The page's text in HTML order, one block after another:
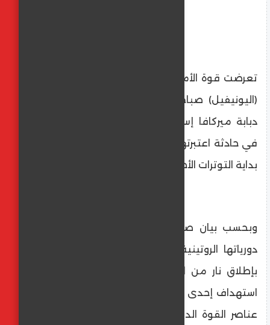
تعرضت قوة الأمم المتحدة المؤقتة في لبنان
(اليونيفيل) صباح اليوم لإطلاق نار مباشر من
دبابة ميركافا إسرائيلية داخل الأراضي اللبنانية،
في حادثة اعتبرتها مصادر ميدانية “الأخطر” منذ
بداية التوترات الأخيرة على الجبهة الجنوبية.
وبحسب بيان صادر عن اليونيفيل، فإن إحدى
دورياتها الروتينية في القطاع الشرقي فوجئت
بإطلاق نار من الجانب الإسرائيلي، ما أدى إلى
استهداف إحدى آلياتها دون تسجيل إصابات بين
عناصر القوة الدولية. وأكدت البعثة أن موقع